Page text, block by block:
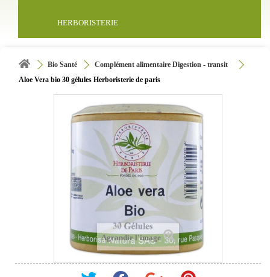
HERBORISTERIE
Bio Santé
Complément alimentaire Digestion - transit
Aloe Vera bio 30 gélules Herboristerie de paris
Agrandir l'image